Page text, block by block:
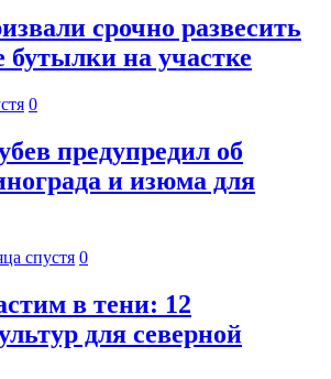
срочно развесить
бутылки на участке
0
предупредил об
и изюма для
спустя 0
в тени: 12
для северной